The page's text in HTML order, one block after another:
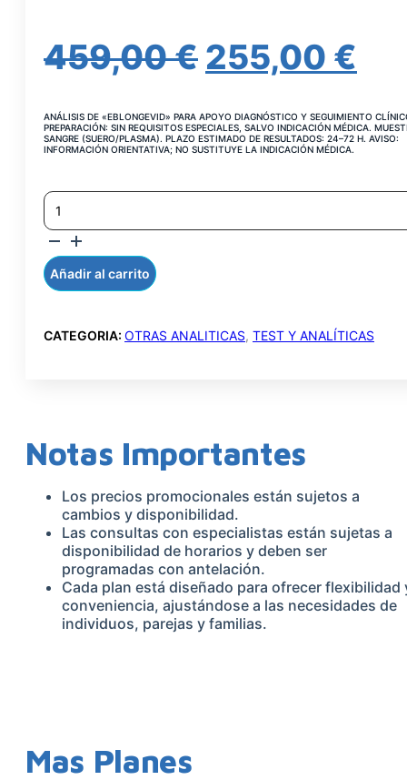
459,00€ EL
ORIGINAL
459,00 €.
255,00 €
ANÁLISIS DE «EBLONGEVID» PARA APOYO DIAGNÓSTICO Y SEGUIMIENTO
PREPARACIÓN: SIN REQUISITOS ESPECIALES, SALVO INDICACIÓN MÉDICA.
SANGRE (SUERO/PLASMA). PLAZO ESTIMADO DE RESULTADOS: 24–72 H. AVISO:
INFORMACIÓN ORIENTATIVA; NO SUSTITUYE LA INDICACIÓN MÉDICA.
EDAD
BIOLOGICA
Y
LONGEVIDAD
CANTIDAD
Añadir al carrito
CATEGORIA: OTRAS ANALITICAS, TEST Y ANALÍTICAS
Notas Importantes
Los precios promocionales están sujetos a
cambios y disponibilidad.
Las consultas con especialistas están sujetas a
disponibilidad de horarios y deben ser
programadas con antelación.
Cada plan está diseñado para ofrecer flexibilidad
conveniencia, ajustándose a las necesidades de
individuos, parejas y familias.
Mas Planes